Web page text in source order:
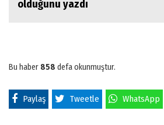
olduğunu yazdı
Bu haber 858 defa okunmuştur.
Paylaş Tweetle WhatsApp